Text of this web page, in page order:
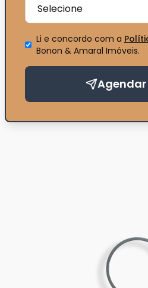
Li e concordo com a
Bonon & Amaral Imóveis.